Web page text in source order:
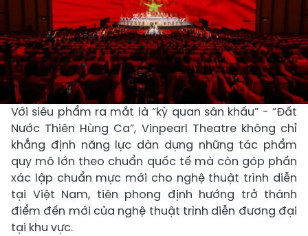
Với siêu phẩm ra mắt là “kỳ quan sân khấu” - “Đất
Nước Thiên Hùng Ca”, Vinpearl Theatre không chỉ
khẳng định năng lực dàn dựng những tác phẩm
quy mô lớn theo chuẩn quốc tế mà còn góp phần
xác lập chuẩn mực mới cho nghệ thuật trình diễn
tại Việt Nam, tiên phong định hướng trở thành
điểm đến mới của nghệ thuật trình diễn đương đại
tại khu vực.